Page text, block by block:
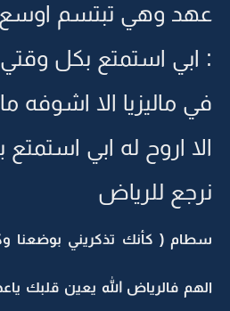
عهد وهي تبتسم اوسع
: ابي استمتع بكل
في ماليزيا الا اشوفه
الا اروح له ابي استمتع
نرجع للرياض
سطام ( كأنك تذكريني بوضعنا
الهم فالرياض الله يعين قلبك